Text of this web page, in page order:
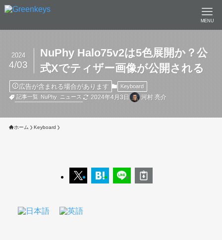
MENU
NuPhy Halo75v2は5色展開か？公
式Xでティザー画像が公開される
2024
4/03
広告が含まれる場合があります
Keyboard
記事一覧
NuPhy ニュース 2024年4月3日 河村 亮介
ホーム Keyboard